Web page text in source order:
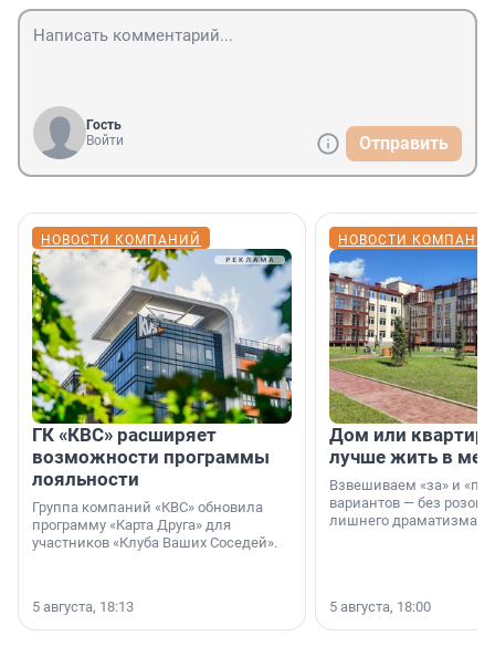
Гость
Войти
Отправить
НОВОСТИ КОМПАНИЙ
ГК «КВС» расширяет
возможности программы
лояльности
Группа компаний «КВС» обновила
программу «Карта Друга» для
участников «Клуба Ваших Соседей».
5 августа, 18:13
НОВОСТИ
Дом или
лучше жить в
Взвешиваем «за» и
вариантов — без
лишнего драматизма.
5 августа, 18:00